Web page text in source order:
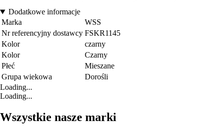
Dodatkowe informacje
Marka
WSS
Nr referencyjny dostawcy FSKR1145
Kolor
czarny
Kolor
Czarny
Płeć
Mieszane
Grupa wiekowa
Dorośli
Loading...
Loading...
Wszystkie nasze marki